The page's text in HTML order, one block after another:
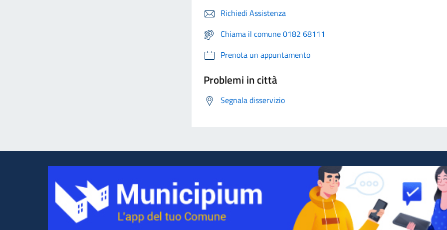
Richiedi Assistenza
Chiama il comune 0182 68111
Prenota un appuntamento
Problemi in città
Segnala disservizio